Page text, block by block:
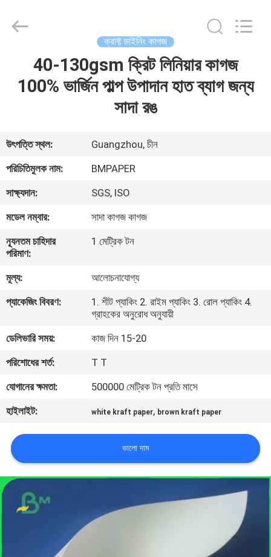
আমাদের
সম্বন্ধে
কারখানা
পরিদর্শন
নিয়ন্ত্রণ
সাথে
যোগাযোগ
খবর
মামলা
সাইট
ম্যাপ
গোপনীয়তা
CO.,LTD.
ক্রাফ্ট ডাইনিং কাগজ
40-130gsm ক্রিট লিনিয়ার কাগজ
100% ভার্জিন পাল্প উপাদান হাত ব্যাগ জন্য
সাদা রঙ
উৎপত্তি স্থল:
Guangzhou, চীন
পরিচিতিমুলক নাম:
BMPAPER
সাক্ষ্যদান:
SGS, ISO
মডেল নম্বার:
সাদা কাগজ কাগজ
ন্যূনতম চাহিদার
পরিমাণ:
1 মেট্রিক টন
মূল্য:
আলোচনাযোগ্য
প্যাকেজিং বিবরণ:
1. শীট প্যাকিং 2. রাইম প্যাকিং 3. রোল প্যাকিং 4.
গ্রাহকের অনুরোধ অনুযায়ী
ডেলিভারি সময়:
কাজ দিন 15-20
পরিশোধের শর্ত:
T T
যোগানের ক্ষমতা:
500000 মেট্রিক টন প্রতি মাসে
হাইলাইট:
white kraft paper, brown kraft paper
ভালো দাম